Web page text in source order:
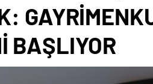
BAŞLIYOR